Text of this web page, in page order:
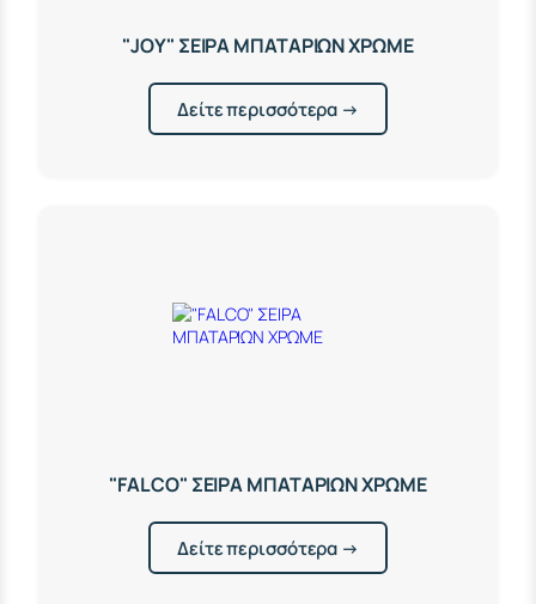
"JOY" ΣΕΙΡΑ ΜΠΑΤΑΡΙΩΝ ΧΡΩΜΕ
Δείτε περισσότερα →
"FALCO" ΣΕΙΡΑ ΜΠΑΤΑΡΙΩΝ ΧΡΩΜΕ
Δείτε περισσότερα →